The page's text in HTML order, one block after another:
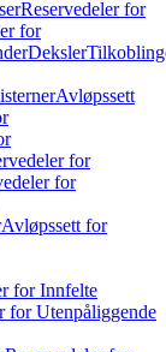
Reservedeler for
for
Deksler
Avløpssett
for
for
Avløpssett for
for Innfelte
for Utenpåliggende